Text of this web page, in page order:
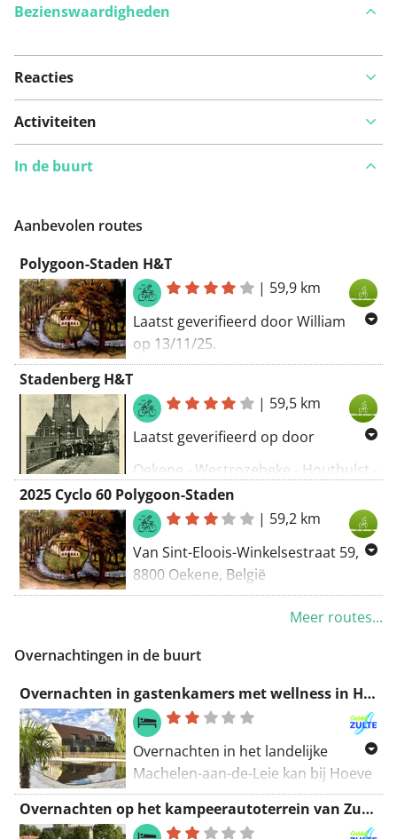
Bekijk op kaart
Iets opgevallen op deze route?
Bezienswaardigheden
Reacties
Activiteiten
In de buurt
Aanbevolen routes
Polygoon-Staden H&T
| 59,9 km
Laatst geverifieerd door William
op 13/11/25.
Reutel - Polygoonbos - Zonnebeke -
Rond Staden - Hooglede - De Ruiter -
Oekene
Routering Racefiets - mooiste
Stadenberg H&T
| 59,5 km
Laatst geverifieerd op door
Oekene - Westrozebeke - Houthulst -
Passendale - Oekene
Routering: Racefiets - mooiste
2025 Cyclo 60 Polygoon-Staden
| 59,2 km
Van Sint-Eloois-Winkelsestraat 59,
8800 Oekene, België
Naar Sint-Eloois-Winkelsestraat 59,
Routering Racefiets - mooiste
Meer routes...
Overnachtingen in de buurt
Overnachten in gastenkamers met wellness in Hoeve La Cascina
Overnachten in het landelijke
Machelen-aan-de-Leie kan bij Hoeve
La Cascina.
Hoeve La Cascina ligt op een half Overnachten op het kampeerautoterrein van Zulte